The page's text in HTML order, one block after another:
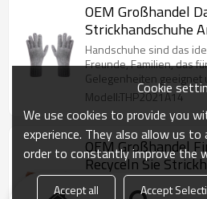
OEM Großhandel
Strickhandschuhe
Handschuhe
Handschuhe sind das
Freunde, Familien, das
Gelegenheiten geeignet
Modell:THP2021A14
OEM Großhandel
Recyceln Sie
Strickhandschuhe sind
Cookie
We use cookies to provide you
experience. They also allow us to
order to constantly improve the
Accept all Accept